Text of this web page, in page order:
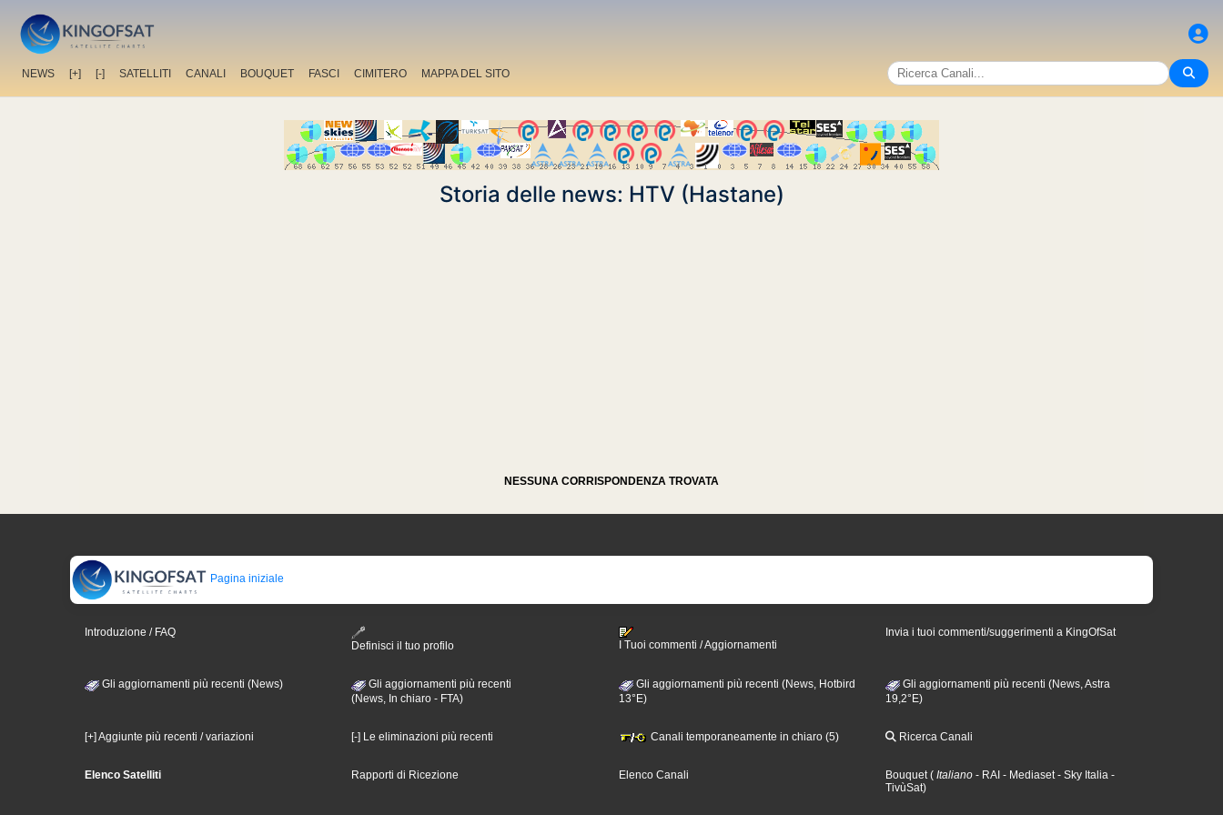
NEWS [+] [-] SATELLITI CANALI BOUQUET FASCI CIMITERO MAPPA DEL SITO
Storia delle news: HTV (Hastane)
NESSUNA CORRISPONDENZA TROVATA
Pagina iniziale
Introduzione / FAQ
Definisci il tuo profilo
I Tuoi commenti / Aggiornamenti
Invia i tuoi commenti/suggerimenti a KingOfSat
Gli aggiornamenti più recenti (News)
Gli aggiornamenti più recenti
(News, In chiaro - FTA)
Gli aggiornamenti più recenti (News, Hotbird
13°E)
Gli aggiornamenti più recenti (News, Astra
19,2°E)
[+] Aggiunte più recenti / variazioni [-] Le eliminazioni più recenti Canali temporaneamente in chiaro (5) Ricerca Canali
Elenco Satelliti Rapporti di Ricezione Elenco Canali Bouquet( Italiano - RAI - Mediaset- Sky Italia -
TivùSat)